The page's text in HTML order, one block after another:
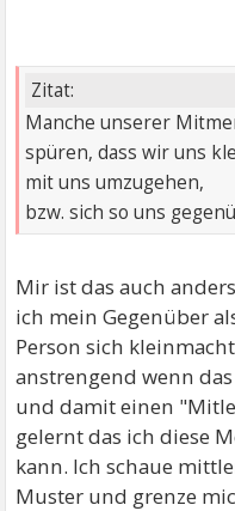
Zitat:
Manche unserer
spüren, dass wir uns
mit uns umzugehen,
bzw. sich so uns
Mir ist das auch
ich mein Gegenüber
Person sich
anstrengend wenn
und damit einen
gelernt das ich diese
kann. Ich schaue
Muster und grenze